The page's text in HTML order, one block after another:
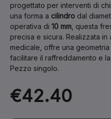
progettato per interventi di
una forma a cilindro dal
operativa di 10 mm , questa
precisa e sicura. Realizzata
medicale, offre una
facilitare il raffreddamento e
Pezzo singolo.
€42.40